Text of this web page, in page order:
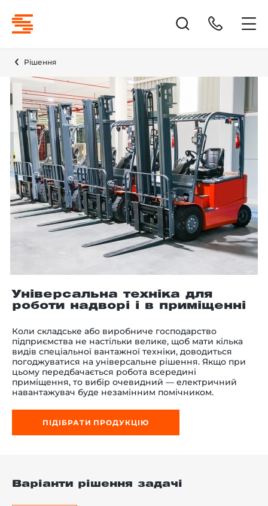
Рішення
Універсальна техніка для
роботи надворі і в приміщенні
Коли складське або виробниче господарство
підприємства не настільки велике, щоб мати кілька
видів спеціальної вантажної техніки, доводиться
погоджуватися на універсальне рішення. Якщо при
цьому передбачається робота всередині
приміщення, то вибір очевидний — електричний
навантажувач буде незамінним помічником.
ПІДІБРАТИ ПРОДУКЦІЮ
Варіанти рішення задачі
поверх